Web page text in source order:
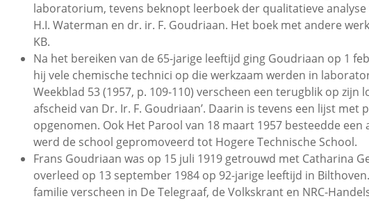
laboratorium, tevens beknopt leerboek der qualitatieve
H.I. Waterman en dr. ir. F. Goudriaan. Het boek met andere
KB.
Na het bereiken van de 65-jarige leeftijd ging Goudriaan op 1
hij vele chemische technici op die werkzaam werden in
Weekblad 53 (1957, p. 109-110) verscheen een terugblik op zijn
afscheid van Dr. Ir. F. Goudriaan’. Daarin is tevens een lijst
opgenomen. Ook Het Parool van 18 maart 1957 besteedde een
werd de school gepromoveerd tot Hogere Technische School.
Frans Goudriaan was op 15 juli 1919 getrouwd met Catharina
overleed op 13 september 1984 op 92-jarige leeftijd in
familie verscheen in De Telegraaf, de Volkskrant en NRC-